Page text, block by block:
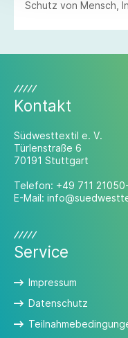
Schutz von Mensch,
Kontakt
Südwesttextil e. V.
Türlenstraße 6
70191 Stuttgart
Telefon: +49 711
E-Mail:
Service
Impressum
Datenschutz